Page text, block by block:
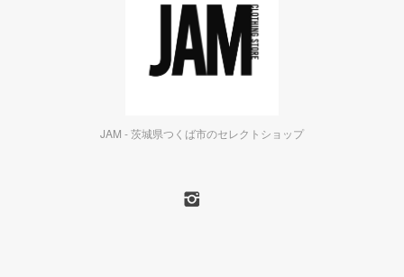
JAM - 茨城県つくば市のセレクトショップ